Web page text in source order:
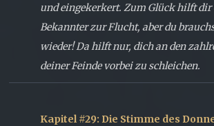
und eingekerkert. Zum Glück hilft dir
Bekannter zur Flucht, aber du
wieder! Da hilft nur, dich an den
deiner Feinde vorbei zu schleichen.
Kapitel #29: Die Stimme des